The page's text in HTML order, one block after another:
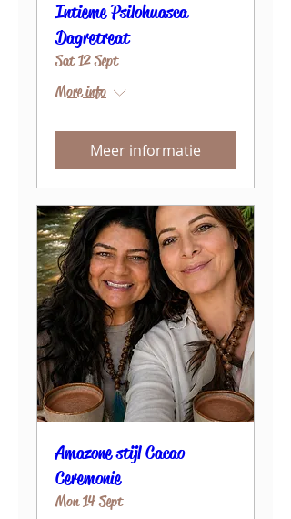
Intieme Psilohuasca
Dagretreat
Sat 12 Sept
More info
Meer informatie
Amazone stijl Cacao
Ceremonie
Mon 14 Sept